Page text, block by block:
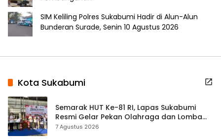
SIM Keliling Polres Sukabumi Hadir di Alun-Alun
Bunderan Surade, Senin 10 Agustus 2026
Kota Sukabumi
Semarak HUT Ke-81 RI, Lapas Sukabumi
Resmi Gelar Pekan Olahraga dan Lomba
Tradisional
7 Agustus 2026